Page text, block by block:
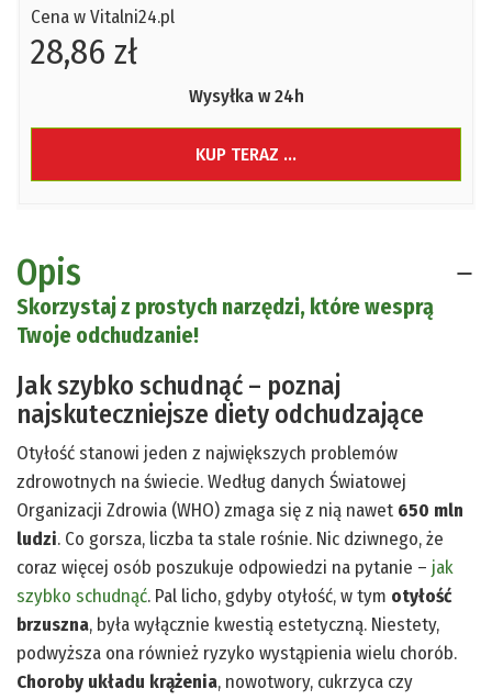
Cena w Vitalni24.pl
28,86 zł
Wysyłka w 24h
KUP TERAZ ...
Opis
Skorzystaj z prostych narzędzi, które wesprą
Twoje odchudzanie!
Jak szybko schudnąć – poznaj
najskuteczniejsze diety odchudzające
Otyłość stanowi jeden z największych problemów
zdrowotnych na świecie. Według danych Światowej
Organizacji Zdrowia (WHO) zmaga się z nią nawet 650 mln
ludzi. Co gorsza, liczba ta stale rośnie. Nic dziwnego, że
coraz więcej osób poszukuje odpowiedzi na pytanie – jak
szybko schudnąć. Pal licho, gdyby otyłość, w tym otyłość
brzuszna, była wyłącznie kwestią estetyczną. Niestety,
podwyższa ona również ryzyko wystąpienia wielu chorób.
Choroby układu krążenia, nowotwory, cukrzyca czy